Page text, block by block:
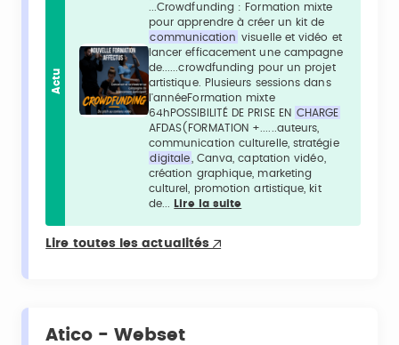
Actu
...Crowdfunding : Formation mixte
pour apprendre à créer un kit de
communication visuelle et vidéo et
lancer efficacement une campagne
de......crowdfunding pour un projet
artistique. Plusieurs sessions dans
l'annéeFormation mixte
64hPOSSIBILITÉ DE PRISE EN CHARGE
AFDAS(FORMATION +......auteurs,
communication culturelle, stratégie
digitale
, Canva, captation vidéo,
création graphique, marketing
culturel, promotion artistique, kit
de...
Lire la suite
Lire toutes les actualités
Atico - Webset